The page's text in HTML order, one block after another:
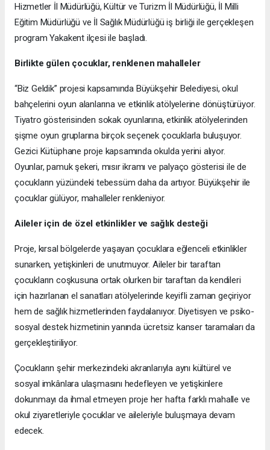
Hizmetler İl Müdürlüğü, Kültür ve Turizm İl Müdürlüğü, İl Milli
Eğitim Müdürlüğü ve İl Sağlık Müdürlüğü iş birliği ile gerçekleşen
program Yakakent ilçesi ile başladı.
Birlikte gülen çocuklar, renklenen mahalleler
“Biz Geldik” projesi kapsamında Büyükşehir Belediyesi, okul
bahçelerini oyun alanlarına ve etkinlik atölyelerine dönüştürüyor.
Tiyatro gösterisinden sokak oyunlarına, etkinlik atölyelerinden
şişme oyun gruplarına birçok seçenek çocuklarla buluşuyor.
Gezici Kütüphane proje kapsamında okulda yerini alıyor.
Oyunlar, pamuk şekeri, mısır ikramı ve palyaço gösterisi ile de
çocukların yüzündeki tebessüm daha da artıyor. Büyükşehir ile
çocuklar gülüyor, mahalleler renkleniyor.
Aileler için de özel etkinlikler ve sağlık desteği
Proje, kırsal bölgelerde yaşayan çocuklara eğlenceli etkinlikler
sunarken, yetişkinleri de unutmuyor. Aileler bir taraftan
çocukların coşkusuna ortak olurken bir taraftan da kendileri
için hazırlanan el sanatları atölyelerinde keyifli zaman geçiriyor
hem de sağlık hizmetlerinden faydalanıyor. Diyetisyen ve psiko-
sosyal destek hizmetinin yanında ücretsiz kanser taramaları da
gerçekleştiriliyor.
Çocukların şehir merkezindeki akranlarıyla aynı kültürel ve
sosyal imkânlara ulaşmasını hedefleyen ve yetişkinlere
dokunmayı da ihmal etmeyen proje her hafta farklı mahalle ve
okul ziyaretleriyle çocuklar ve aileleriyle buluşmaya devam
edecek.